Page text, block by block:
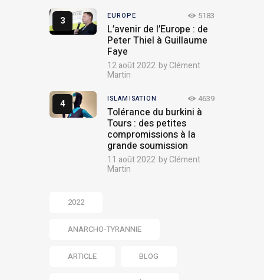
EUROPE 5183
L’avenir de l’Europe : de
Peter Thiel à Guillaume
Faye
12 août 2022 byClément
Martin
ISLAMISATION 4639
Tolérance du burkini à
Tours : des petites
compromissions à la
grande soumission
11 août 2022 byClément
Martin
2022
ANARCHO-TYRANNIE
ARTICLE BLOG